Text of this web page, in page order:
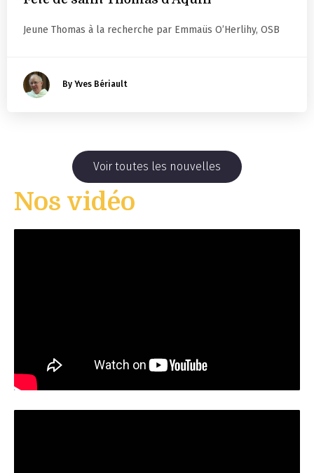
Jeune Thomas à la recherche par Emmaüs O’Herlihy, OSB
By Yves Bériault
Voir toutes les nouvelles
Nos vidéo